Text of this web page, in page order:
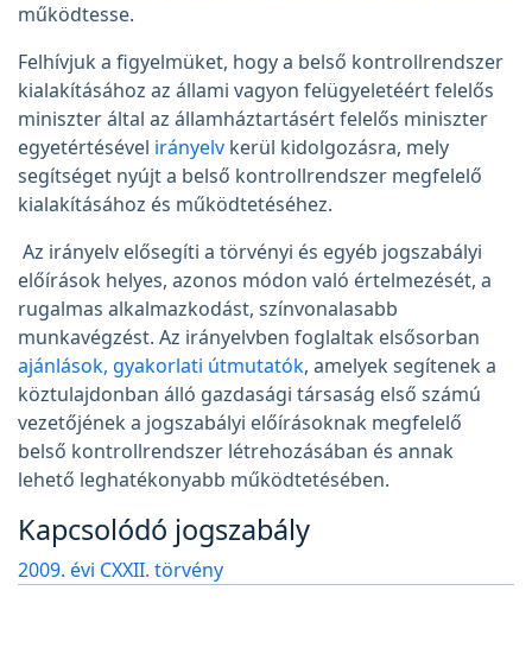
működtesse.
Felhívjuk a figyelmüket, hogy a belső kontrollrendszer
kialakításához az állami vagyon felügyeletéért felelős
miniszter által az államháztartásért felelős miniszter
egyetértésével irányelv kerül kidolgozásra, mely
segítséget nyújt a belső kontrollrendszer megfelelő
kialakításához és működtetéséhez.
Az irányelv elősegíti a törvényi és egyéb jogszabályi
előírások helyes, azonos módon való értelmezését, a
rugalmas alkalmazkodást, színvonalasabb
munkavégzést. Az irányelvben foglaltak elsősorban
ajánlások, gyakorlati útmutatók, amelyek segítenek a
köztulajdonban álló gazdasági társaság első számú
vezetőjének a jogszabályi előírásoknak megfelelő
belső kontrollrendszer létrehozásában és annak
lehető leghatékonyabb működtetésében.
Kapcsolódó jogszabály
2009. évi CXXII. törvény